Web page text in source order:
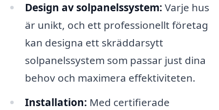
Design av solpanelssystem: Varje hus
är unikt, och ett professionellt företag
kan designa ett skräddarsytt
solpanelssystem som passar just dina
behov och maximera effektiviteten.
Installation: Med certifierade